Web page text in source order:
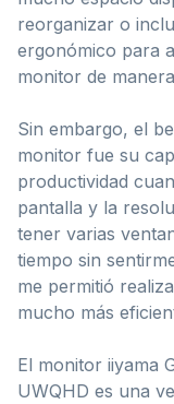
reorganizar o
ergonómico para
monitor de
Sin embargo, el
monitor fue su
productividad
pantalla y la
tener varias
tiempo sin
me permitió
mucho más
El monitor iiyama
UWQHD es una